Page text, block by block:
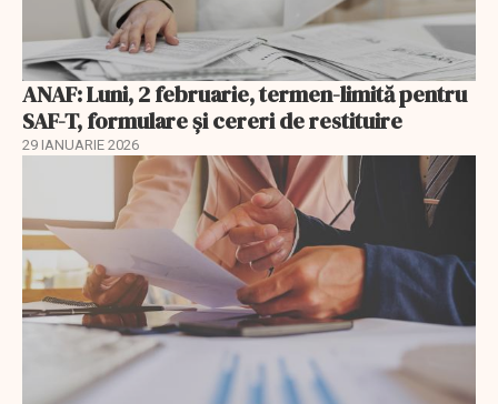
ANAF: Luni, 2 februarie, termen-limită pentru
SAF-T, formulare și cereri de restituire
29 IANUARIE 2026